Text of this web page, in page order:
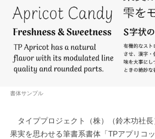
書体サンプル
タイププロジェクト（株）（鈴木功社
果実を思わせる筆書系書体「TPアプリコ